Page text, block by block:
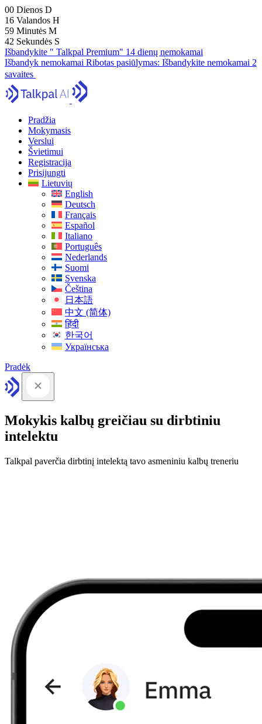
00 Dienos D
16 Valandos H
59 Minutės M
41 Sekundės S
Išbandykite " Talkpal Premium" 14 dienų nemokamai
Išbandyk nemokamai Ribotas pasiūlymas: Išbandykite nemokamai 2
savaites
Pradžia
Mokymasis
Verslui
Švietimui
Registracija
Prisijungti
Lietuvių
English
Deutsch
Français
Español
Italiano
Português
Nederlands
Suomi
Svenska
Čeština
日本語
中文 (简体)
हिंदी
한국어
Українська
Pradėk
Mokykis kalbų greičiau su dirbtiniu
intelektu
Talkpal paverčia dirbtinį intelektą tavo asmeniniu kalbų treneriu